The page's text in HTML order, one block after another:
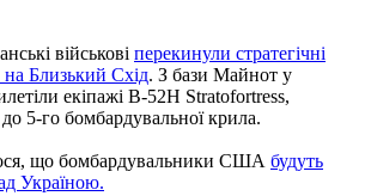
військові перекинули стратегічні
Близький Схід. З бази Майнот у
екіпажі B-52H Stratofortress,
5-го бомбардувальної крила.
що бомбардувальники США будуть
Україною.